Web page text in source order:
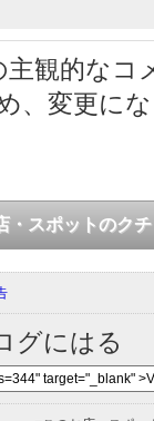
観的なコ
、変更に
・スポットのク
グにはる